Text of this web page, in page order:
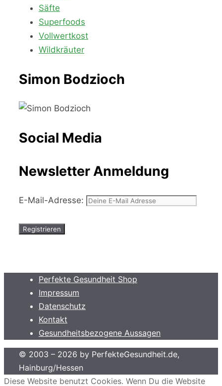
Säfte
Superfoods
Vollwertkost
Wildkräuter
Simon Bodzioch
Social Media
Newsletter Anmeldung
E-Mail-Adresse:
Perfekte Gesundheit Shop
Impressum
Datenschutz
Kontakt
Gesundheitsbezogene Aussagen
© 2003 – 2026 by PerfekteGesundheit.de,
Hainburg/Hessen
Diese Website benutzt Cookies. Wenn Du die Website